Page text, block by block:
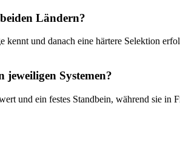
Ländern?
kennt und danach eine härtere Selektion
jeweiligen Systemen?
und ein festes Standbein, während sie